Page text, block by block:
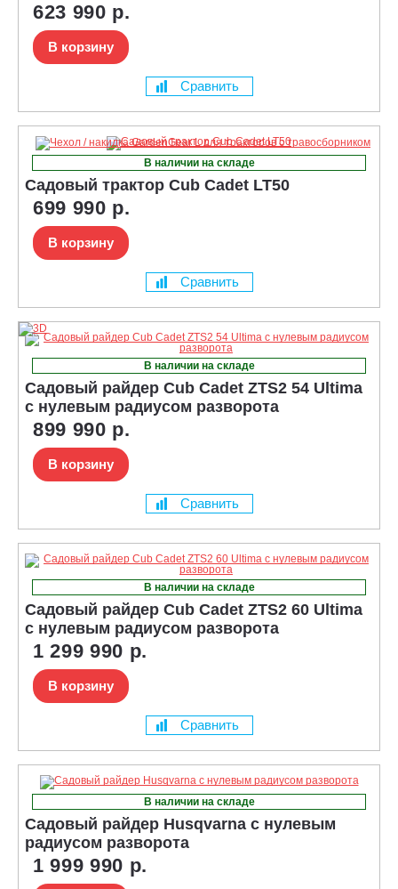
623 990 р.
В корзину
Сравнить
В наличии на складе
Садовый трактор Cub Cadet LT50
699 990 р.
В корзину
Сравнить
В наличии на складе
Садовый райдер Cub Cadet ZTS2 54 Ultima
с нулевым радиусом разворота
899 990 р.
В корзину
Сравнить
В наличии на складе
Садовый райдер Cub Cadet ZTS2 60 Ultima
с нулевым радиусом разворота
1 299 990 р.
В корзину
Сравнить
В наличии на складе
Садовый райдер Husqvarna с нулевым
радиусом разворота
1 999 990 р.